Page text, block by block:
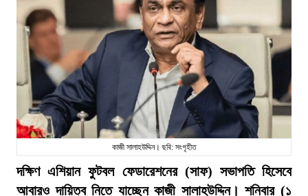
কাজী সালাহউদ্দিন। ছবি: সংগৃহীত
দক্ষিণ এশিয়ান ফুটবল ফেডারেশনের (সাফ) সভাপতি হিসেবে
আবারও দায়িত্ব নিতে যাচ্ছেন কাজী সালাহউদ্দিন। শনিবার (১